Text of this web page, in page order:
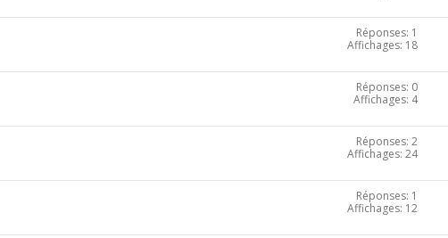
Réponses: 1
Affichages: 18
Réponses: 0
Affichages: 4
Réponses: 2
Affichages: 24
Réponses: 1
Affichages: 12